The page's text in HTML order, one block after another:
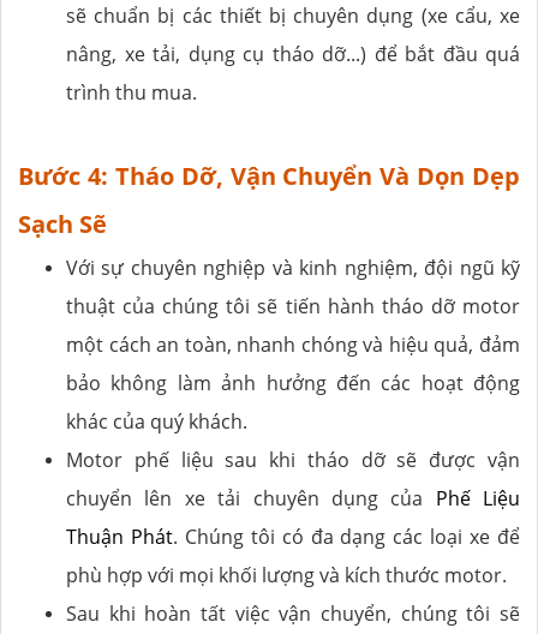
sẽ chuẩn bị các thiết bị chuyên dụng (xe cẩu, xe
nâng, xe tải, dụng cụ tháo dỡ...) để bắt đầu quá
trình thu mua.
Bước 4: Tháo Dỡ, Vận Chuyển Và Dọn Dẹp
Sạch Sẽ
Với sự chuyên nghiệp và kinh nghiệm, đội ngũ kỹ
thuật của chúng tôi sẽ tiến hành tháo dỡ motor
một cách an toàn, nhanh chóng và hiệu quả, đảm
bảo không làm ảnh hưởng đến các hoạt động
khác của quý khách.
Motor phế liệu sau khi tháo dỡ sẽ được vận
chuyển lên xe tải chuyên dụng của Phế Liệu
Thuận Phát. Chúng tôi có đa dạng các loại xe để
phù hợp với mọi khối lượng và kích thước motor.
Sau khi hoàn tất việc vận chuyển, chúng tôi sẽ